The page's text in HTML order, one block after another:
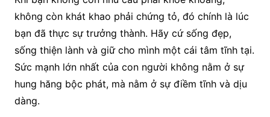
không còn khát khao phải chứng tỏ, đó chính là lúc
bạn đã thực sự trưởng thành. Hãy cứ sống đẹp,
sống thiện lành và giữ cho mình một cái tâm tĩnh tại.
Sức mạnh lớn nhất của con người không nằm ở sự
hung hăng bộc phát, mà nằm ở sự điềm tĩnh và dịu
dàng.